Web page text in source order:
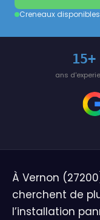
Creneaux
15+
ans
À Vernon
cherchent de
l’installation